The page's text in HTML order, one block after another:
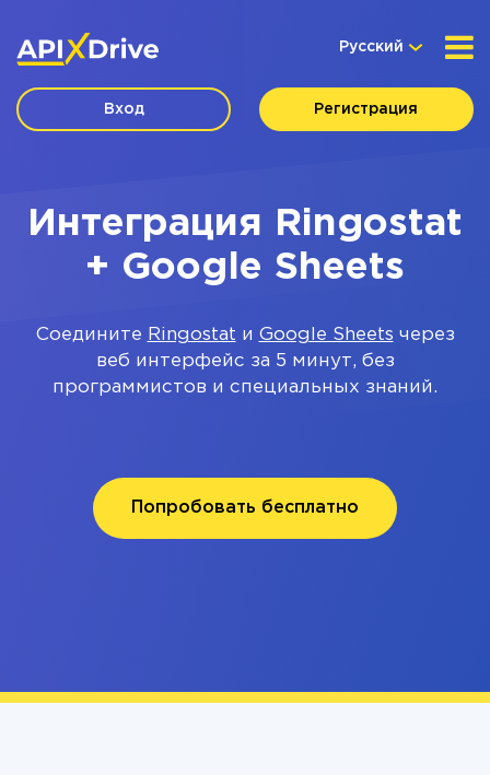
Русский
Вход Регистрация
Интеграция Ringostat
+ Google Sheets
Соедините Ringostat и Google Sheets через
веб интерфейс за 5 минут, без
программистов и специальных знаний.
Попробовать бесплатно